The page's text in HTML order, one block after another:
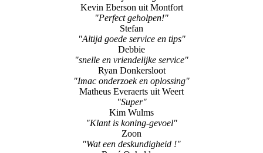
Kevin Eberson uit Montfort
"Perfect geholpen!"
Stefan
"Altijd goede service en tips"
Debbie
"snelle en vriendelijke service"
Ryan Donkersloot
"Imac onderzoek en oplossing"
Matheus Everaerts uit Weert
"Super"
Kim Wulms
"Klant is koning-gevoel"
Zoon
"Wat een deskundigheid !"